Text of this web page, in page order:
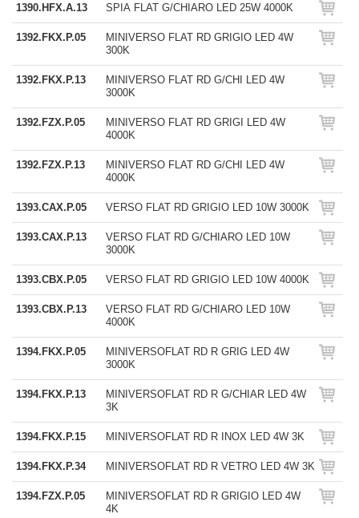
1390.HFX.A.13 SPIA FLAT G/CHIARO LED 25W 4000K
1392.FKX.P.05
MINIVERSO FLAT RD GRIGIO LED 4W
300K
1392.FKX.P.13
MINIVERSO FLAT RD G/CHI LED 4W
3000K
1392.FZX.P.05
MINIVERSO FLAT RD GRIGI LED 4W
4000K
1392.FZX.P.13
MINIVERSO FLAT RD G/CHI LED 4W
4000K
1393.CAX.P.05 VERSO FLAT RD GRIGIO LED 10W 3000K
1393.CAX.P.13
VERSO FLAT RD G/CHIARO LED 10W
3000K
1393.CBX.P.05 VERSO FLAT RD GRIGIO LED 10W 4000K
1393.CBX.P.13
VERSO FLAT RD G/CHIARO LED 10W
4000K
1394.FKX.P.05
MINIVERSOFLAT RD R GRIG LED 4W
3000K
1394.FKX.P.13
MINIVERSOFLAT RD R G/CHIAR LED 4W
3K
1394.FKX.P.15 MINIVERSOFLAT RD R INOX LED 4W 3K
1394.FKX.P.34 MINIVERSOFLAT RD R VETRO LED 4W 3K
1394.FZX.P.05
MINIVERSOFLAT RD R GRIGIO LED 4W
4K